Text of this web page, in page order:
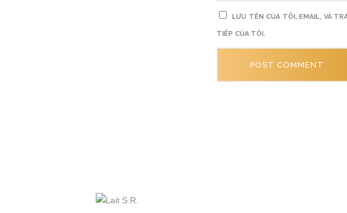
LƯU TÊN CỦA TÔI, EMAIL, VÀ
TIẾP CỦA TÔI.